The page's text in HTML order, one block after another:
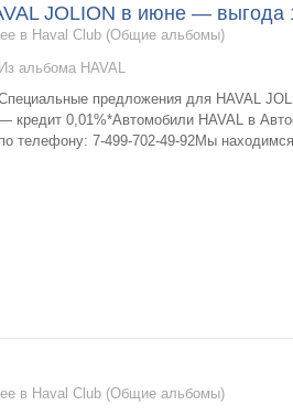
JOLION в июне — выгода
в Haval Club (Общие альбомы)
Из альбома HAVAL
предложения для HAVAL
кредит 0,01%*Автомобили HAVAL в
по телефону: 7-499-702-49-92Мы
в Haval Club (Общие альбомы)